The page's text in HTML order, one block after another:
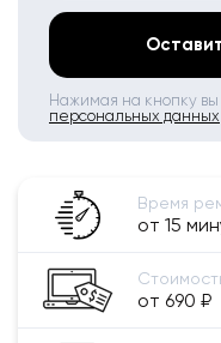
Нажимая на кнопку
персональных данных
Время
от 15
от 690 ₽